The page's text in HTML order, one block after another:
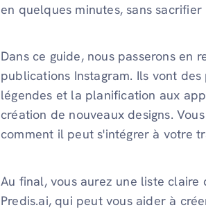
en quelques minutes, sans
Dans ce guide, nous passerons en
publications Instagram. Ils vont
légendes et la planification aux
création de nouveaux designs.
comment il peut s'intégrer à votre
Au final, vous aurez une liste
Predis.ai, qui peut vous aider à